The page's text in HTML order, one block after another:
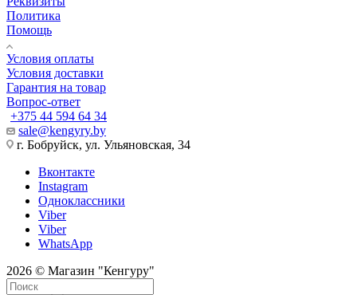
Политика
Помощь
Условия оплаты
Условия доставки
Гарантия на товар
Вопрос-ответ
+375 44 594 64 34
sale@kengyry.by
г. Бобруйск, ул. Ульяновская, 34
Вконтакте
Instagram
Одноклассники
Viber
Viber
WhatsApp
2026 © Магазин "Кенгуру"